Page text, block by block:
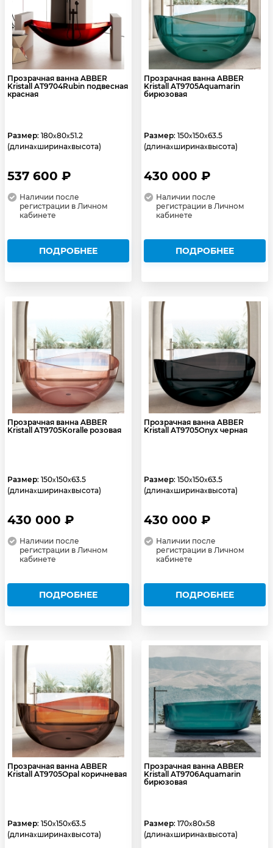
Прозрачная ванна ABBER
Kristall AT9704Rubin подвесная
красная
Размер: 180x80x51.2
(длинаxширинаxвысота)
537 600 ₽
Наличии после
регистрации в Личном
кабинете
ПОДРОБНЕЕ
Прозрачная ванна ABBER
Kristall AT9705Aquamarin
бирюзовая
Размер: 150x150x63.5
(длинаxширинаxвысота)
430 000 ₽
Наличии после
регистрации в Личном
кабинете
ПОДРОБНЕЕ
Прозрачная ванна ABBER
Kristall AT9705Koralle розовая
Размер: 150x150x63.5
(длинаxширинаxвысота)
430 000 ₽
Наличии после
регистрации в Личном
кабинете
ПОДРОБНЕЕ
Прозрачная ванна ABBER
Kristall AT9705Onyx черная
Размер: 150x150x63.5
(длинаxширинаxвысота)
430 000 ₽
Наличии после
регистрации в Личном
кабинете
ПОДРОБНЕЕ
Прозрачная ванна ABBER
Kristall AT9705Opal коричневая
Размер: 150x150x63.5
(длинаxширинаxвысота)
Прозрачная ванна ABBER
Kristall AT9706Aquamarin
бирюзовая
Размер: 170x80x58
(длинаxширинаxвысота)